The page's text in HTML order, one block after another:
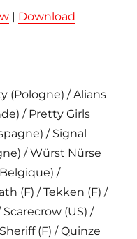
| Download
(Pologne) / Alians
/ Pretty Girls
/ Signal
/ Würst Nürse
/
(F) / Tekken (F) /
(US) /
(F) / Quinze